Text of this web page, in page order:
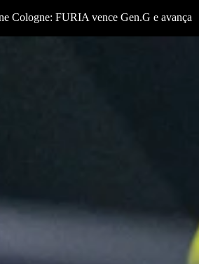
Cologne: FURIA vence Gen.G e avança